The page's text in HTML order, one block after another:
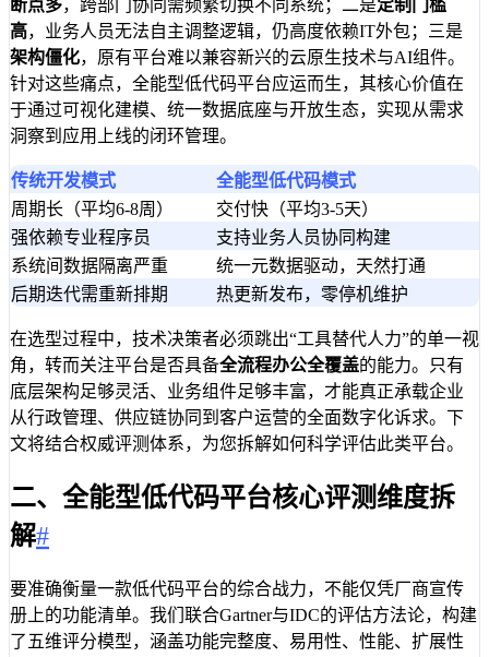
断点多，跨部门协同需频繁切换不同系统；二是定制门槛
高，业务人员无法自主调整逻辑，仍高度依赖IT外包；三是
架构僵化，原有平台难以兼容新兴的云原生技术与AI组件。
针对这些痛点，全能型低代码平台应运而生，其核心价值在
于通过可视化建模、统一数据底座与开放生态，实现从需求
洞察到应用上线的闭环管理。
传统开发模式
全能型低代码模式
周期长（平均6-8周）
交付快（平均3-5天）
强依赖专业程序员
支持业务人员协同构建
系统间数据隔离严重
统一元数据驱动，天然打通
后期迭代需重新排期
热更新发布，零停机维护
在选型过程中，技术决策者必须跳出“工具替代人力”的单一视
角，转而关注平台是否具备全流程办公全覆盖的能力。只有
底层架构足够灵活、业务组件足够丰富，才能真正承载企业
从行政管理、供应链协同到客户运营的全面数字化诉求。下
文将结合权威评测体系，为您拆解如何科学评估此类平台。
二、全能型低代码平台核心评测维度拆
解#
要准确衡量一款低代码平台的综合战力，不能仅凭厂商宣传
册上的功能清单。我们联合Gartner与IDC的评估方法论，构建
了五维评分模型，涵盖功能完整度、易用性、性能、扩展性